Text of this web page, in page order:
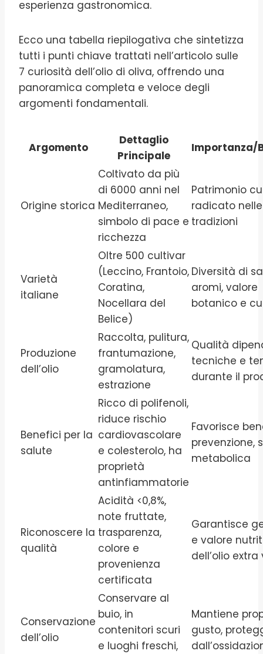
esperienza gastronomica.
Ecco una tabella riepilogativa che sintetizza
tutti i punti chiave trattati nell’articolo sulle
7 curiosità dell’olio di oliva, offrendo una
panoramica completa e veloce degli
argomenti fondamentali.
Argomento
Dettaglio
Principale
Importanza/
Origine storica
Coltivato da più
di 6000 anni nel
Mediterraneo,
simbolo di pace e
ricchezza
Patrimonio
radicato nelle
tradizioni
Varietà
italiane
Oltre 500 cultivar
(Leccino, Frantoio,
Coratina,
Nocellara del
Belice)
Diversità di
aromi, valore
botanico e
Produzione
dell’olio
Raccolta, pulitura,
frantumazione,
gramolatura,
estrazione
Qualità
tecniche e
durante il
Benefici per la
salute
Ricco di polifenoli,
riduce rischio
cardiovascolare
e colesterolo, ha
proprietà
antinfiammatorie
Favorisce
prevenzione,
metabolica
Riconoscere la
qualità
Acidità <0,8%,
note fruttate,
trasparenza,
colore e
provenienza
certificata
Garantisce
e valore
dell’olio
Conservazione
dell’olio
Conservare al
buio, in
contenitori scuri
e luoghi freschi,
Mantiene
gusto,